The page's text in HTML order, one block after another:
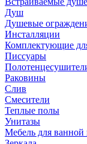
Душ
Душевые
Инсталляции
Комплектующие
Писсуары
Раковины
Слив
Смесители
Теплые полы
Унитазы
Мебель для ванной